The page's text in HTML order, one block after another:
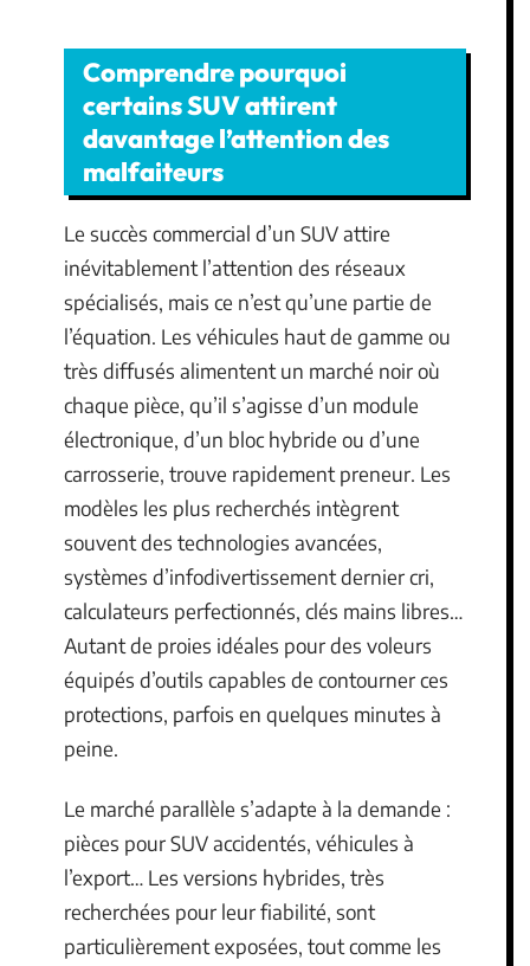
Comprendre pourquoi
certains SUV attirent
davantage l’attention des
malfaiteurs
Le succès commercial d’un SUV attire
inévitablement l’attention des réseaux
spécialisés, mais ce n’est qu’une partie de
l’équation. Les véhicules haut de gamme ou
très diffusés alimentent un marché noir où
chaque pièce, qu’il s’agisse d’un module
électronique, d’un bloc hybride ou d’une
carrosserie, trouve rapidement preneur. Les
modèles les plus recherchés intègrent
souvent des technologies avancées,
systèmes d’infodivertissement dernier cri,
calculateurs perfectionnés, clés mains libres…
Autant de proies idéales pour des voleurs
équipés d’outils capables de contourner ces
protections, parfois en quelques minutes à
peine.
Le marché parallèle s’adapte à la demande :
pièces pour SUV accidentés, véhicules à
l’export… Les versions hybrides, très
recherchées pour leur fiabilité, sont
particulièrement exposées, tout comme les